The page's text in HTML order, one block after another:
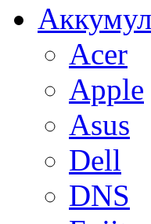
Acer
Apple
Asus
Dell
DNS